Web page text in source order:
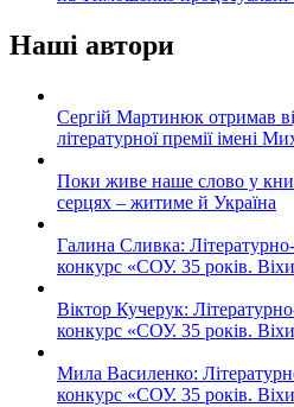
Наші автори
Сергій Мартинюк отримав
літературної премії імені
Поки живе наше слово у
серцях – житиме й Україна
Галина Сливка:
конкурс «СОУ. 35 років. Віхи
Віктор Кучерук:
конкурс «СОУ. 35 років. Віхи
Мила Василенко:
конкурс «СОУ. 35 років. Віхи